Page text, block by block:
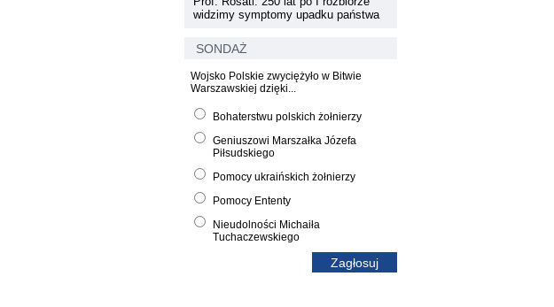
widzimy symptomy upadku państwa
SONDAŻ
Wojsko Polskie zwyciężyło w Bitwie
Warszawskiej dzięki...
Bohaterstwu polskich żołnierzy
Geniuszowi Marszałka Józefa
Piłsudskiego
Pomocy ukraińskich żołnierzy
Pomocy Ententy
Nieudolności Michaiła
Tuchaczewskiego